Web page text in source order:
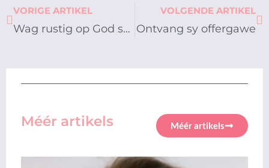
Prev
VORIGE ARTIKEL
Wag rustig op God se antwoord
VOLGENDE ARTIKEL
Ontvang sy offergawe
Méér artikels Méér artikels